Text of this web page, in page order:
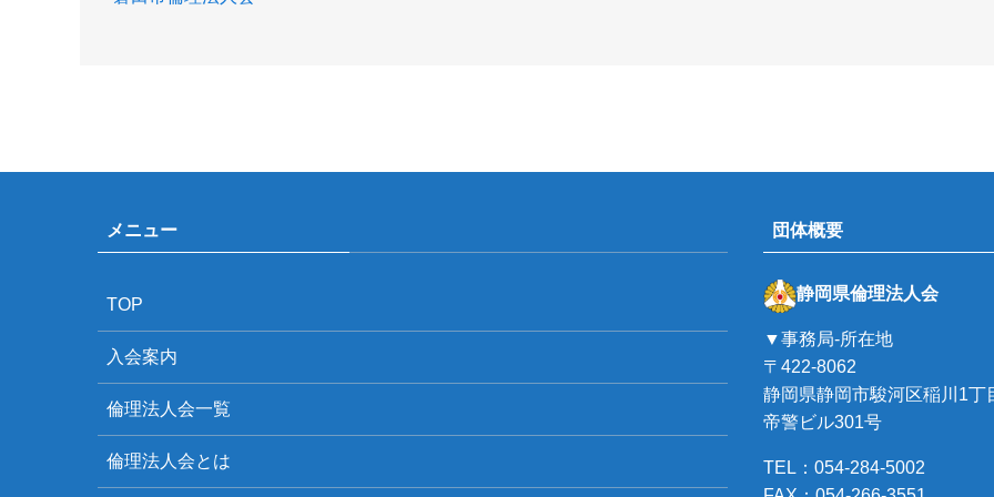
メニュー
TOP
入会案内
倫理法人会一覧
倫理法人会とは
団体概要
静岡県倫理法人会
▼事務局-所在地
〒422-8062
静岡県静岡市駿河区稲川1丁
帝警ビル301号
TEL：054-284-5002